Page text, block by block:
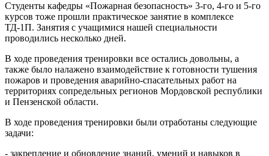
Студенты кафедры «Пожарная безопасность» 3-го, 4-го и 5-го
курсов тоже прошли практическое занятие в комплексе
ТД-1П. Занятия с учащимися нашей специальности
проводились несколько дней.
В ходе проведения тренировки все остались довольны, а
также было налажено взаимодействие к готовности тушения
пожаров и проведения аварийно-спасательных работ на
территориях сопредельных регионов Мордовской республики
и Пензенской области.
В ходе проведения тренировки были отработаны следующие
задачи:
- закрепление и обновление знаний, умений и навыков в